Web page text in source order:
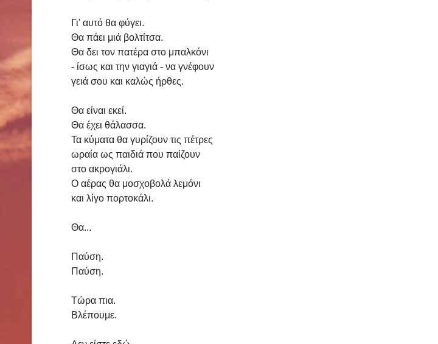
Γι' αυτό θα φύγει.
Θα πάει μιά βολτίτσα.
Θα δει τον πατέρα στο μπαλκόνι
- ίσως και την γιαγιά - να γνέφουν
γειά σου και καλώς ήρθες.
Θα είναι εκεί.
Θα έχει θάλασσα.
Τα κύματα θα γυρίζουν τις πέτρες
ωραία ως παιδιά που παίζουν
στο ακρογιάλι.
Ο αέρας θα μοσχοβολά λεμόνι
και λίγο πορτοκάλι.
Θα...
Παύση.
Παύση.
Τώρα πια.
Βλέπουμε.